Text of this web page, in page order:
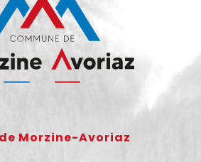
Morzine-Avoriaz